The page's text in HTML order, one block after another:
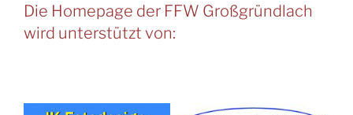
Die Homepage der FFW Großgründlach
wird unterstützt von: